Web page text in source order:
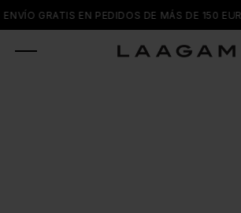
ENVÍO GRATIS EN PEDIDOS DE MÁS DE 150 EUR